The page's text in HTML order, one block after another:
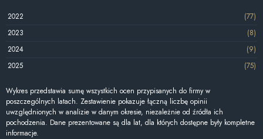
2022
(77)
2023
(8)
2024
(9)
2025
(75)
Wykres przedstawia sumę wszystkich ocen przypisanych do firmy w
poszczególnych latach. Zestawienie pokazuje łączną liczbę opinii
uwzględnionych w analizie w danym okresie, niezależnie od źródła ich
pochodzenia. Dane prezentowane są dla lat, dla których dostępne były kompletne
informacje.